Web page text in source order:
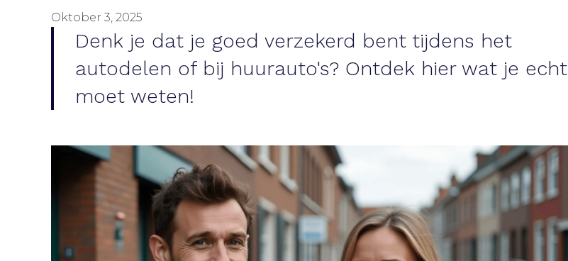
Oktober 3, 2025
Denk je dat je goed verzekerd bent tijdens het
autodelen of bij huurauto's? Ontdek hier wat je echt
moet weten!